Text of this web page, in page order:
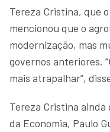
Tereza Cristina, que
mencionou que o
modernização, mas
governos anteriores.
mais atrapalhar”,
Tereza Cristina
da Economia, Paulo